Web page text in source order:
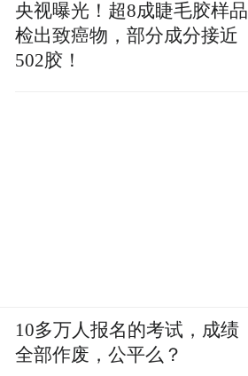
央视曝光！超8成睫毛胶样品
检出致癌物，部分成分接近
502胶！
10多万人报名的考试，成绩
全部作废，公平么？